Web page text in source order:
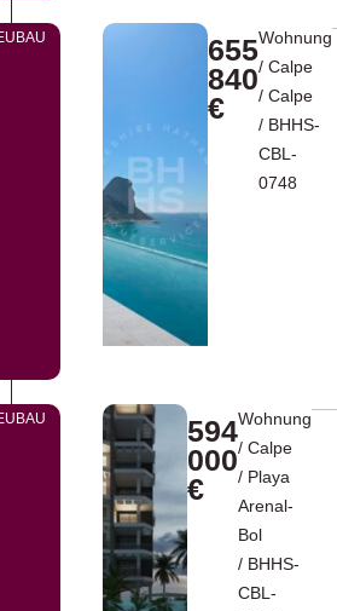
655
840
€
Wohnung
/ Calpe
/ Calpe
/ BHHS-
CBL-
0748
594
000
€
Wohnung
/ Calpe
/ Playa
Arenal-
Bol
/ BHHS-
CBL-